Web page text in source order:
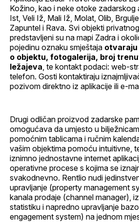
Kožino, kao i neke otoke zadarskog
Ist, Veli Iž, Mali Iž, Molat, Olib,
Zapuntel i Rava. Svi objekti
predstavljeni su na mapi Zadra i
pojedinu oznaku smještaja otvaraju
o objektu, fotogalerija, broj
ležajeva , te kontakt podaci: web-
telefon. Gosti kontaktiraju
pozivom direktno iz aplikacije ili e-
Drugi odličan proizvod zadarske
omogućava da umjesto u
pomoćnim tablicama i ručnim
vašim objektima pomoću intuitivne,
iznimno jednostavne internet
operativne procese s kojima se
svakodnevno. Rentlio nudi
upravljanje (property management
kanala prodaje (channel manager),
statistiku i napredno upravljanje
engagement system) na jednom